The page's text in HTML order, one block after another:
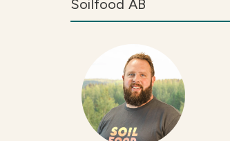
Soilfood AB